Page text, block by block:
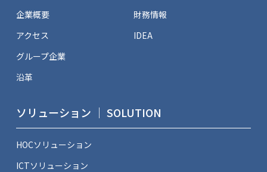
企業概要
アクセス
グループ企業
沿革
財務情報
IDEA
ソリューション ｜ SOLUTION
HOCソリューション
ICTソリューション